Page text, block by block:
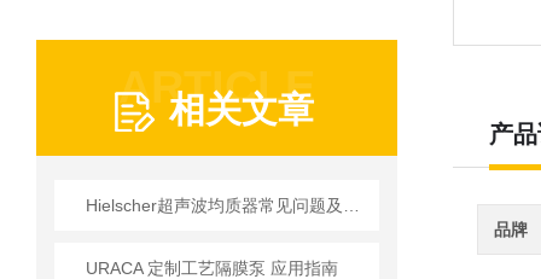
ARTICLE
相关文章
URACA 定制工艺隔膜泵 应用指南
产
品牌